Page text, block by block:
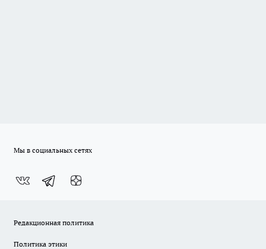
Мы в социальных сетях
Редакционная политика
Политика этики